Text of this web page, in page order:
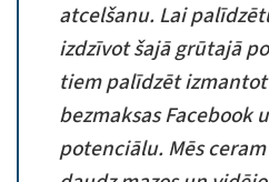
atcelšanu. Lai
izdzīvot šajā grūtajā
tiem palīdzēt
bezmaksas Facebook
potenciālu. Mēs